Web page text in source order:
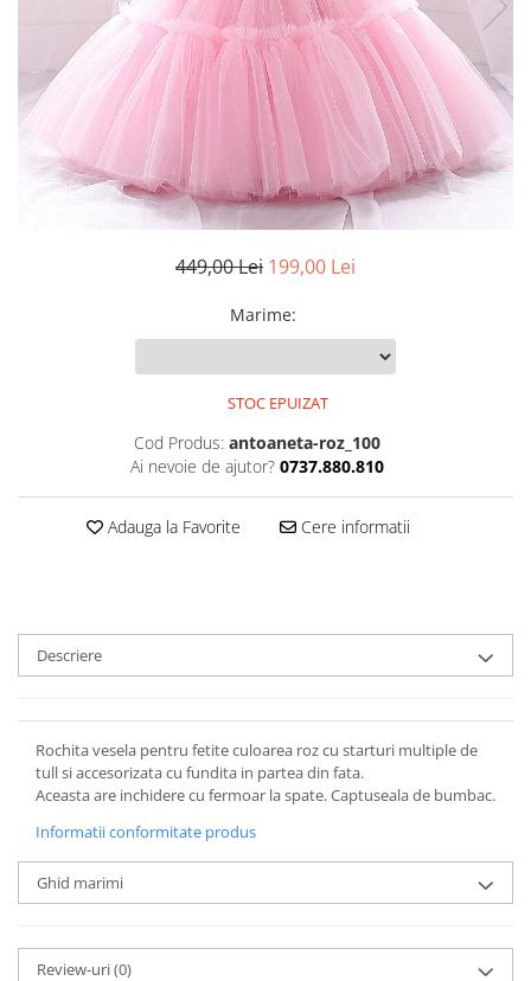
449,00 Lei 199,00 Lei
Marime:
STOC EPUIZAT
Cod Produs: antoaneta-roz_100
Ai nevoie de ajutor? 0737.880.810
Adauga la Favorite Cere informatii
Descriere
Rochita vesela pentru fetite culoarea roz cu starturi multiple de
tull si accesorizata cu fundita in partea din fata.
Aceasta are inchidere cu fermoar la spate. Captuseala de bumbac.
Informatii conformitate produs
Ghid marimi
Review-uri(0)